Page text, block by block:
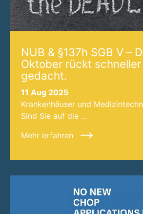
NUB & §137h SGB V –
Oktober rückt
gedacht.
11 Aug 2025
Krankenhäuser und
Sind Sie auf die …
Mehr erfahren